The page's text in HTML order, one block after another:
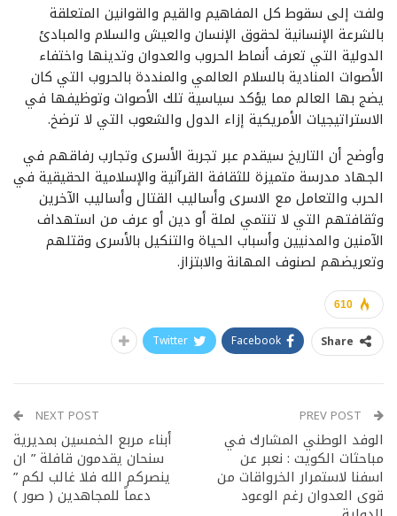
ولفت إلى سقوط كل المفاهيم والقيم والقوانين المتعلقة
بالشرعة الإنسانية لحقوق الإنسان والعيش والسلام والمبادئ
الدولية التي تعرف أنماط الحروب والعدوان وتدينها واختفاء
الأصوات المنادية بالسلام العالمي والمنددة بالحروب التي كان
يضج بها العالم مما يؤكد سياسية تلك الأصوات وتوظيفها في
الاستراتيجيات الأمريكية إزاء الدول والشعوب التي لا ترضخ.
وأوضح أن التاريخ سيقدم عبر تجربة الأسرى وتجارب رفاقهم في
الجهاد مدرسة متميزة للثقافة القرآنية والإسلامية الحقيقية في
الحرب والتعامل مع الاسرى وأساليب القتال وأساليب الآخرين
وثقافتهم التي لا تنتمي لملة أو دين أو عرف من استهداف
الآمنين والمدنيين وأسباب الحياة والتنكيل بالأسرى وقتلهم
وتعريضهم لصنوف المهانة والابتزاز.
610
Share
Facebook
Twitter
الوفد الوطني المشارك في
مباحثات الكويت : نعبر عن
اسفنا لاستمرار الخرواقات من
قوى العدوان رغم الوعود
NEXT POST
أبناء مربع الخمسين بمديرية
سنحان يقدمون قافلة ” ان
ينصركم الله فلا غالب لكم ”
دعماً للمجاهدين ( صور )